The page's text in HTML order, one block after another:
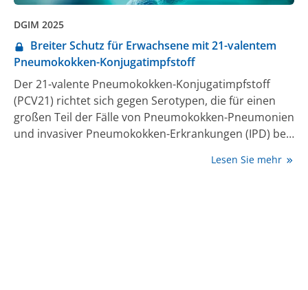
DGIM 2025
Breiter Schutz für Erwachsene mit 21-valentem
Pneumokokken-Konjugatimpfstoff
Der 21-valente Pneumokokken-Konjugatimpfstoff
(PCV21) richtet sich gegen Serotypen, die für einen
großen Teil der Fälle von Pneumokokken-Pneumonien
und invasiver Pneumokokken-Erkrankungen (IPD) bei
Lesen Sie mehr